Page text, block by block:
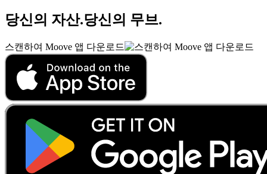
당신의 자산.당신의 무브.
스캔하여 Moove 앱 다운로드